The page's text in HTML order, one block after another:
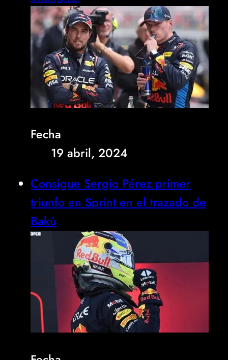
Fecha
19 abril, 2024
Consigue Sergio Pérez primer
triunfo en Sprint en el trazado de
Bakú